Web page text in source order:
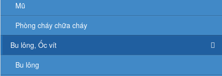
Mũ
Phòng cháy chữa cháy
Bu lông, Ốc vít
Bu lông